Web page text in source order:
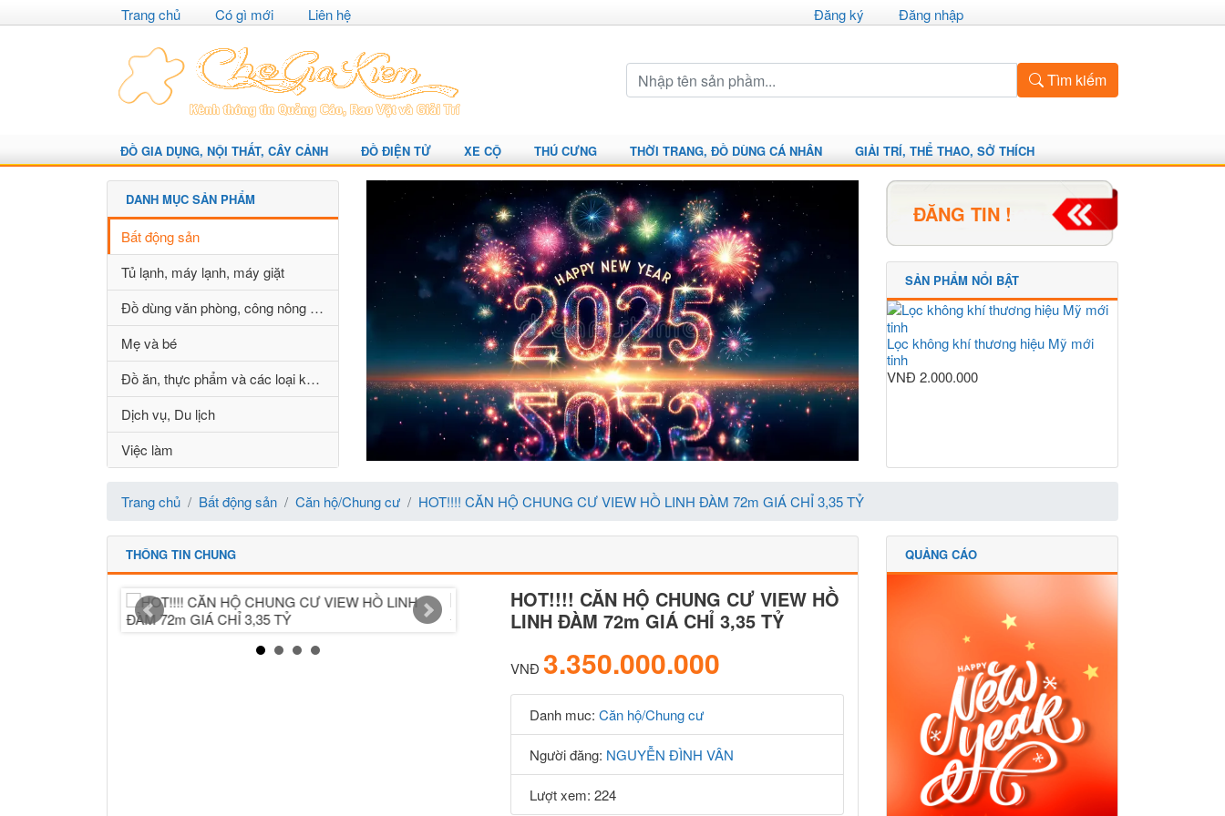
Trang chủ Có gì mới Liên hệ Đăng ký Đăng nhập
Tìm kiếm
ĐỒ GIA DỤNG, NỘI THẤT, CÂY CẢNH ĐỒ ĐIỆN TỬ XE CỘ THÚ CƯNG THỜI TRANG, ĐỒ DÙNG CÁ NHÂN GIẢI TRÍ, THỂ THAO, SỞ THÍCH
DANH MỤC SẢN PHẨM
Bất động sản
Tủ lạnh, máy lạnh, máy giặt
Đồ dùng văn phòng, công nông nghiệp
Mẹ và bé
Đồ ăn, thực phẩm và các loại khác
Dịch vụ, Du lịch
Việc làm
ĐĂNG TIN !
SẢN PHẨM NỔI BẬT
Lọc không khí thương hiệu Mỹ mới
tinh
VNĐ 2.000.000
Trang chủ Bất động sản Căn hộ/Chung cư HOT!!!! CĂN HỘ CHUNG CƯ VIEW HỒ LINH ĐÀM 72m GIÁ CHỈ 3,35 TỶ
THÔNG TIN CHUNG
HOT!!!! CĂN HỘ CHUNG CƯ VIEW HỒ
LINH ĐÀM 72m GIÁ CHỈ 3,35 TỶ
VNĐ 3.350.000.000
Danh muc: Căn hộ/Chung cư
Người đăng: NGUYỄN ĐÌNH VÂN
Lượt xem: 224
QUẢNG CÁO